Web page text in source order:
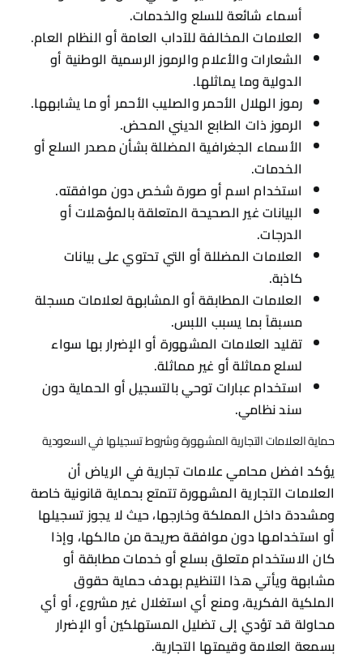
أسماء شائعة للسلع والخدمات.
العلامات المخالفة للآداب العامة أو النظام العام.
الشعارات والأعلام والرموز الرسمية الوطنية أو
الدولية وما يماثلها.
رموز الهلال الأحمر والصليب الأحمر أو ما يشابهها.
الرموز ذات الطابع الديني المحض.
الأسماء الجغرافية المضللة بشأن مصدر السلع أو
الخدمات.
استخدام اسم أو صورة شخص دون موافقته.
البيانات غير الصحيحة المتعلقة بالمؤهلات أو
الدرجات.
العلامات المضللة أو التي تحتوي على بيانات
كاذبة.
العلامات المطابقة أو المشابهة لعلامات مسجلة
مسبقاً بما يسبب اللبس.
تقليد العلامات المشهورة أو الإضرار بها سواء
لسلع مماثلة أو غير مماثلة.
استخدام عبارات توحي بالتسجيل أو الحماية دون
سند نظامي.
حماية العلامات التجارية المشهورة وشروط تسجيلها في السعودية
يؤكد افضل محامي علامات تجارية في الرياض أن
العلامات التجارية المشهورة تتمتع بحماية قانونية خاصة
ومشددة داخل المملكة وخارجها، حيث لا يجوز تسجيلها
أو استخدامها دون موافقة صريحة من مالكها، وإذا
كان الاستخدام متعلق بسلع أو خدمات مطابقة أو
مشابهة ويأتي هذا التنظيم بهدف حماية حقوق
الملكية الفكرية، ومنع أي استغلال غير مشروع، أو أي
محاولة قد تؤدي إلى تضليل المستهلكين أو الإضرار
بسمعة العلامة وقيمتها التجارية.